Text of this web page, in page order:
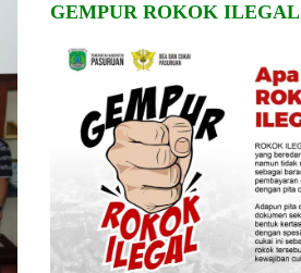
GEMPUR ROKOK ILEGAL